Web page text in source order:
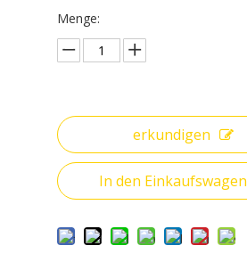
Menge:
erkundigen
In den Einkaufswagen